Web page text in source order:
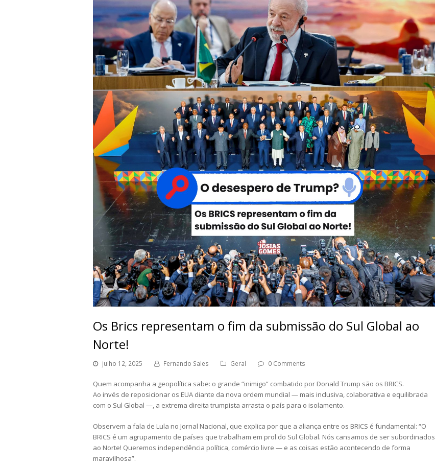
Os Brics representam o fim da submissão do Sul Global ao
Norte!
julho 12, 2025 Fernando Sales Geral 0 Comments
Quem acompanha a geopolítica sabe: o grande “inimigo” combatido por Donald Trump são os BRICS.
Ao invés de reposicionar os EUA diante da nova ordem mundial — mais inclusiva, colaborativa e equilibrada
com o Sul Global —, a extrema direita trumpista arrasta o país para o isolamento.
Observem a fala de Lula no Jornal Nacional, que explica por que a aliança entre os BRICS é fundamental: “O
BRICS é um agrupamento de países que trabalham em prol do Sul Global. Nós cansamos de ser subordinados
ao Norte! Queremos independência política, comércio livre — e as coisas estão acontecendo de forma
maravilhosa”.